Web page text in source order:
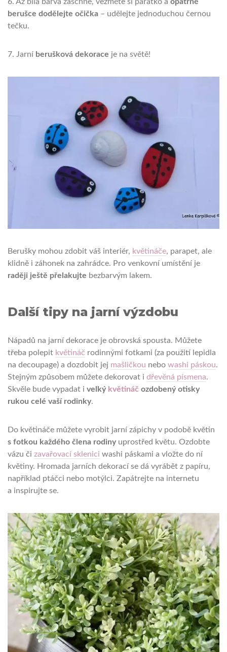
berušce dodělejte očička – udělejte jednoduchou černou
tečku.
7. Jarní berušková dekorace je na světě!
Berušky mohou zdobit váš interiér, květináče, parapet, ale
klidně i záhonek na zahrádce. Pro venkovní umístění je
raději ještě přelakujte bezbarvým lakem.
Další tipy na jarní výzdobu
Nápadů na jarní dekorace je obrovská spousta. Můžete
třeba polepit květináč rodinnými fotkami (za použití lepidla
na decoupage) a dozdobit jej mašličkou nebo washi páskou.
Stejným způsobem můžete dekorovat i dřevěná písmena.
Skvěle bude vypadat i velký květináč ozdobený otisky
rukou celé vaší rodinky.
Do květináče můžete vyrobit jarní zápichy v podobě květin
s fotkou každého člena rodinyuprostřed květu. Ozdobte
vázu či zavařovací sklenici washi páskami a vložte do ní
květiny. Hromada jarních dekorací se dá vyrábět z papíru,
například ptáčci nebo motýlci. Zapátrejte na internetu
a inspirujte se.